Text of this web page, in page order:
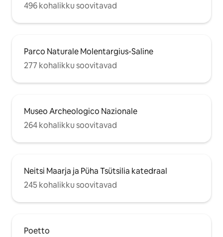
496 kohalikku soovitavad
Parco Naturale Molentargius-Saline
277 kohalikku soovitavad
Museo Archeologico Nazionale
264 kohalikku soovitavad
Neitsi Maarja ja Püha Tsütsilia katedraal
245 kohalikku soovitavad
Poetto